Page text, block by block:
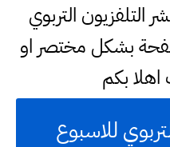
التربوي
بشكل مختصر او
بكم
للاسبوع